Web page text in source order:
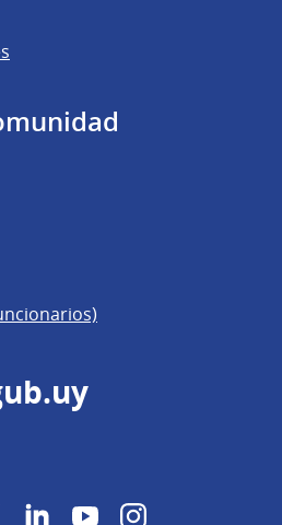
Twitter LinkedInYouTubeInstagram